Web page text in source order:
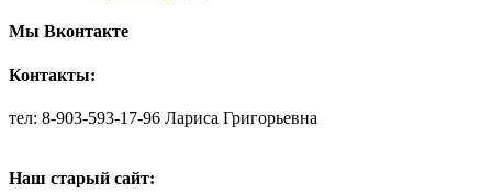
Мы Вконтакте
Контакты:
тел: 8-903-593-17-96 Лариса Григорьевна
Наш старый сайт: